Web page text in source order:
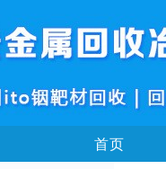
首页